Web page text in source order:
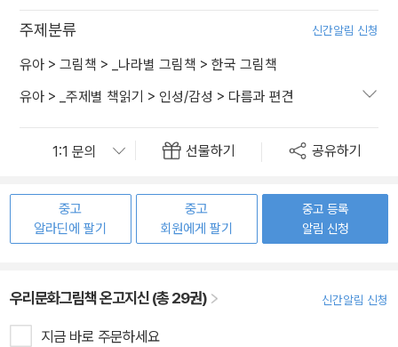
주제분류 신간알림 신청
유아 > 그림책 > _나라별 그림책 > 한국 그림책
유아 > _주제별 책읽기 > 인성/감성 > 다름과 편견
선물하기 공유하기
중고
알라딘에 팔기
중고
회원에게 팔기
중고 등록
알림 신청
우리문화그림책 온고지신 (총 29권) 신간알림 신청
지금 바로 주문하세요